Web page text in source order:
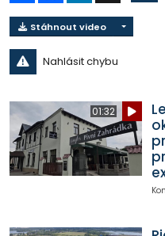
Stáhnout video
Nahlásit chybu
01:32